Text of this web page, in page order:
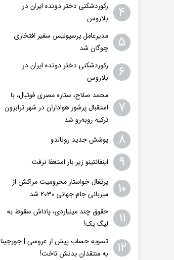
۴
رکوردشکنی دختر دونده ایران در
بلاروس
۵
مدیرعامل پرسپولیس سفیر افتخاری
چوگان شد
۶
رکوردشکنی دختر دونده ایران در
بلاروس
۷
محمد صلاح، ستاره مصری فوتبال، با
استقبال پرشور هواداران در شهر ترابزون
ترکیه روبه‌رو شد
۸ پوشش جدید رونالدو
۹ اینفانتینو زیر بار استعفا نرفت
۱۰
پرتغال خواستار محرومیت مراکش از
میزبانی جام جهانی ۲۰۳۰ شد
۱۱
حقوق چند میلیاردی، پاداش سقوط به
لیگ یک!
۱۲
تسویه حساب پیش از عروسی | جورجینا
به منتقدان بدنش تاخت!